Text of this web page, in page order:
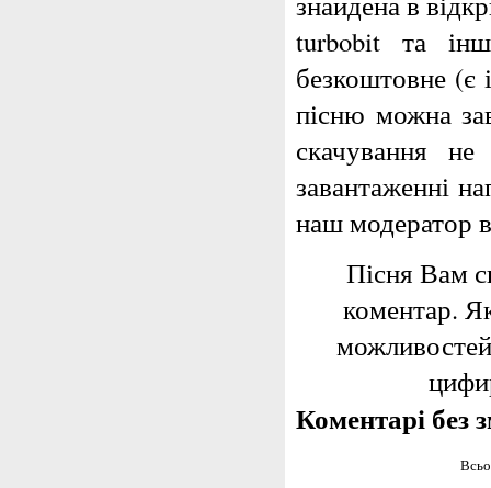
turbobit та
безкоштовне (є
пісню можна
скачування
завантаженні
наш модератор
Пісня Вам
коментар.
Коментарі без